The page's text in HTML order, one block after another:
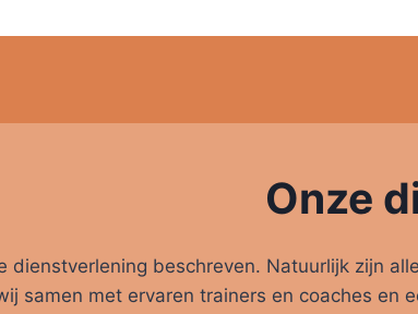
Onze
dienstverlening beschreven. Natuurlijk zijn
samen met ervaren trainers en coaches en